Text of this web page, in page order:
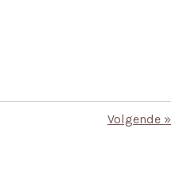
Volgende »